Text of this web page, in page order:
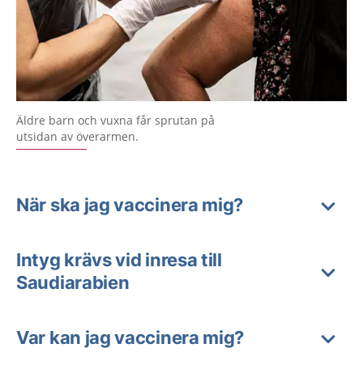
Äldre barn och vuxna får sprutan på
utsidan av överarmen.
När ska jag vaccinera mig?
Intyg krävs vid inresa till
Saudiarabien
Var kan jag vaccinera mig?